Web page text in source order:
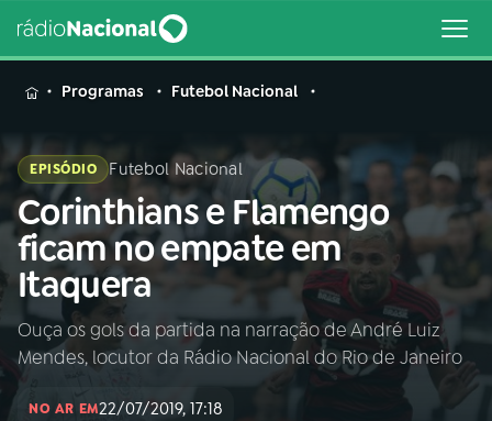
MENU
Buscar
na
Rádio
Nacional
Buscar
AO VIVO
INÍCIO
Programas Futebol Nacional
EPISÓDIO Futebol Nacional
Corinthians e Flamengo
ficam no empate em
Itaquera
Ouça os gols da partida na narração de André Luiz
Mendes, locutor da Rádio Nacional do Rio de Janeiro
NO AR EM22/07/2019, 17:18